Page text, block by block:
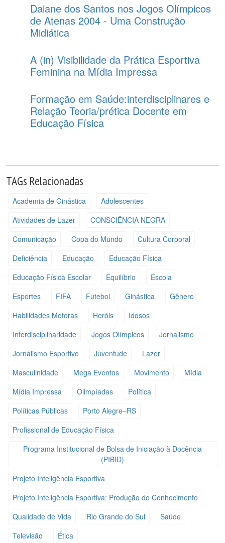
Daiane dos Santos nos Jogos Olímpicos
de Atenas 2004 - Uma Construção
Midiática
A (in) Visibilidade da Prática Esportiva
Feminina na Mídia Impressa
Formação em Saúde:interdisciplinares e
Relação Teoria/prética Docente em
Educação Física
TAGs Relacionadas
Academia de Ginástica
Adolescentes
Atividades de Lazer
CONSCIÊNCIA NEGRA
Comunicação
Copa do Mundo
Cultura Corporal
Deficiência
Educação
Educação Física
Educação Física Escolar
Equilíbrio
Escola
Esportes
FIFA Futebol Ginástica
Gênero
Habilidades Motoras
Heróis
Idosos
Interdisciplinaridade
Jogos Olímpicos
Jornalismo
Jornalismo Esportivo
Juventude
Lazer
Masculinidade
Mega Eventos Movimento
Mídia
Mídia Impressa
Olimpíadas
Política
Políticas Públicas
Porto Alegre–RS
Profissional de Educação Física
Programa Institucional de Bolsa de Iniciação à Docência
(PIBID)
Projeto Inteligência Esportiva
Projeto Inteligência Esportiva: Produção do Conhecimento
Qualidade de Vida
Rio Grande do Sul
Saúde
Televisão
Ética